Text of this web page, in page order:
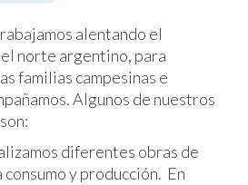
alentando el
norte argentino, para
familias campesinas e
Algunos de nuestros
diferentes obras de
consumo y producción. En